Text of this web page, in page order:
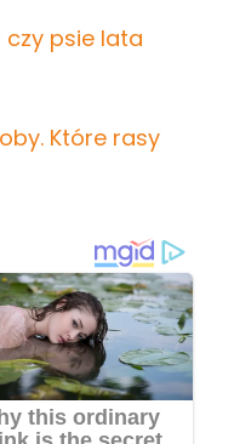
czy psie lata
Które rasy